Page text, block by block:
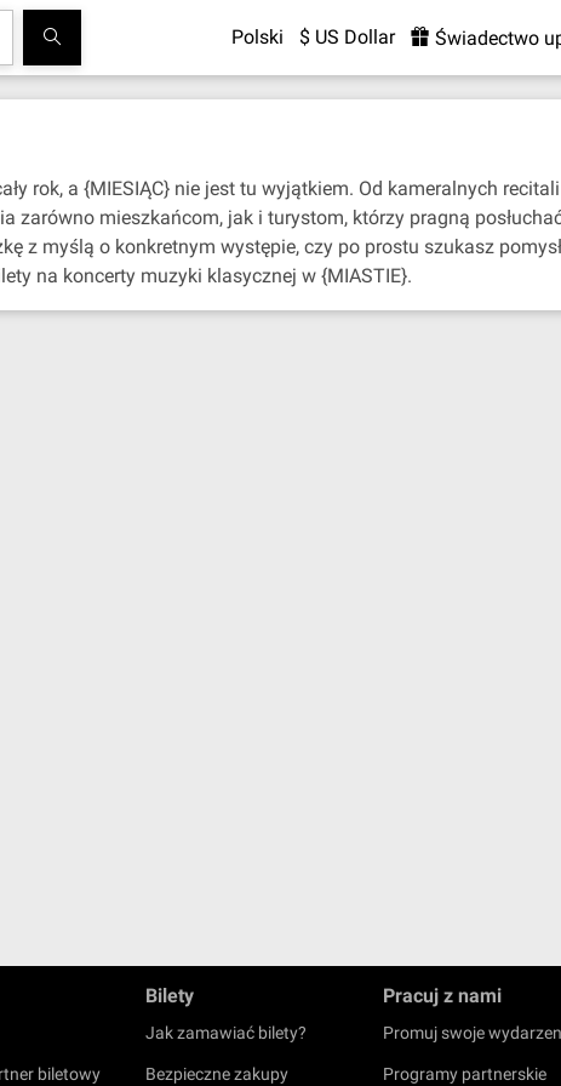
Polski $ US Dollar Świadectwo
rok, a {MIESIĄC} nie jest tu wyjątkiem. Od kameralnych
zarówno mieszkańcom, jak i turystom, którzy pragną
z myślą o konkretnym występie, czy po prostu szukasz
na koncerty muzyki klasycznej w {MIASTIE}.
biletowy
Bilety
Jak zamawiać bilety?
Bezpieczne zakupy
Pracuj z nami
Promuj swoje
Programy partnerskie